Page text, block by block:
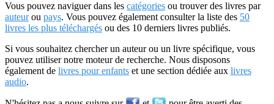
Vous pouvez naviguer dans les catégories ou trouver des livres par
auteurou pays. Vous pouvez également consulter la liste des 50
livres les plus téléchargés ou des 10 derniers livres publiés.
Si vous souhaitez chercher un auteur ou un livre spécifique, vous
pouvez utiliser notre moteur de recherche. Nous disposons
également de livres pour enfants et une section dédiée aux livres
audio.